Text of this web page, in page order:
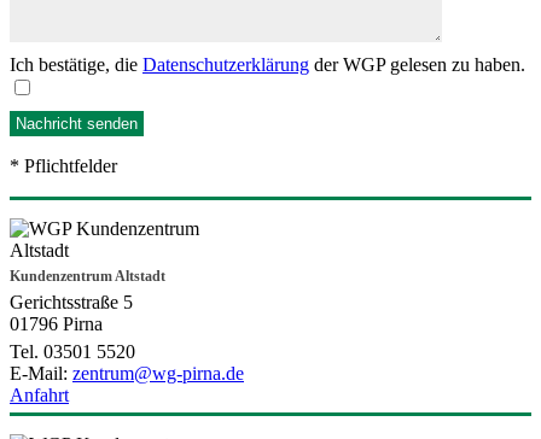
Ich bestätige, die Datenschutzerklärung der WGP gelesen zu haben.
* Pflichtfelder
Kundenzentrum Altstadt
Gerichtsstraße 5
01796 Pirna
Tel. 03501 5520
E-Mail: zentrum@wg-pirna.de
Anfahrt